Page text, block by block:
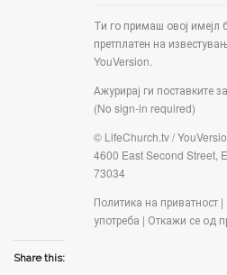
Ти го примаш овој имејл
претплатен на
YouVersion.
Ажурирај ги поставките
(No sign-in required)
© LifeChurch.tv /
4600 East Second Street,
73034
Политика на приватност |
употреба | Откажи се од
Share this: